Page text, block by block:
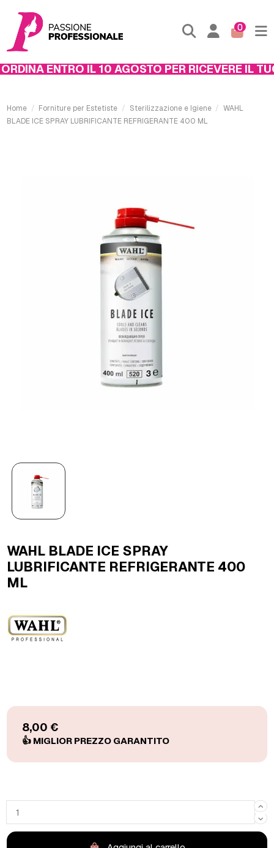
0
ENTRO IL 10 AGOSTO PER RICEVERE IL
Home Forniture per Estetiste Sterilizzazione e Igiene
WAHL
BLADE ICE SPRAY LUBRIFICANTE REFRIGERANTE 400 ML
WAHL BLADE ICE SPRAY
LUBRIFICANTE REFRIGERANTE 400
ML
8,00 €